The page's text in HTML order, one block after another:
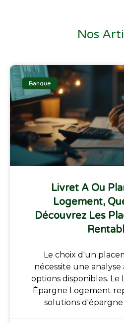
Nos
Banque
Livret A Ou
Logement,
Découvrez Les
Le choix d'un
nécessite une
options disponibles. Le
Épargne Logement
solutions